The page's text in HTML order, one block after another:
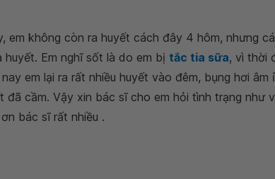
em không còn ra huyết cách đây 4 hôm, nhưng
Em nghĩ sốt là do em bị tắc tia sữa, vì thời
em lại ra rất nhiều huyết vào đêm, bụng hơi âm
đã cầm. Vậy xin bác sĩ cho em hỏi tình trạng như
bác sĩ rất nhiều .